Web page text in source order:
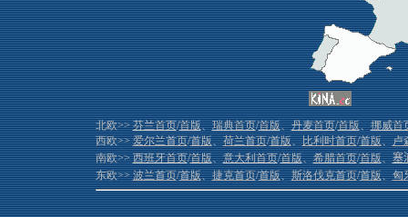
北欧>>芬兰首页/首版、瑞典首页/首版、丹麦首页/首版、挪威首
西欧>>爱尔兰首页/首版、荷兰首页/首版、比利时首页/首版、卢
南欧>>西班牙首页/首版、意大利首页/首版、希腊首页/首版、塞
东欧>>波兰首页/首版、捷克首页/首版、斯洛伐克首页/首版、匈